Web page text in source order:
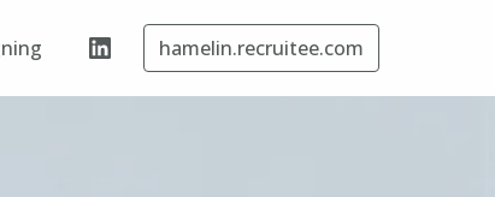
hamelin.recruitee.com